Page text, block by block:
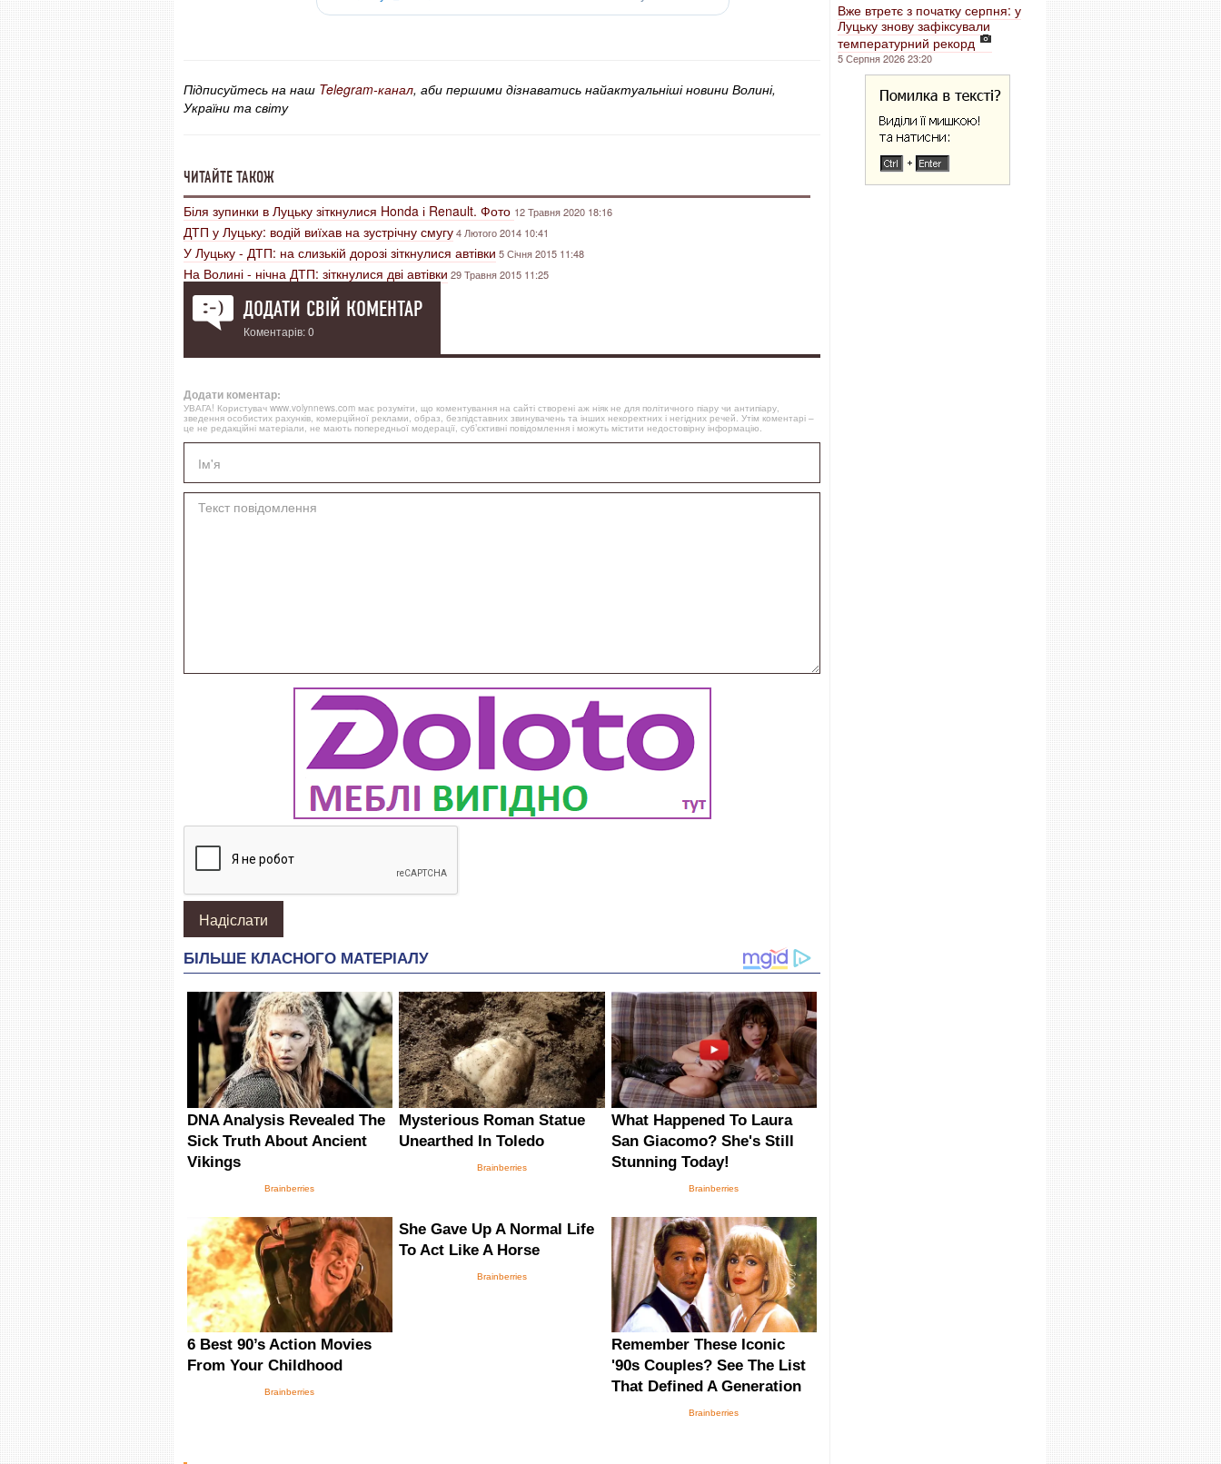
Підписуйтесь на наш Telegram-канал, аби першими дізнаватись найактуальніші новини Волині,
України та світу
ЧИТАЙТЕ ТАКОЖ
Біля зупинки в Луцьку зіткнулися Honda і Renault. Фото 12 Травня 2020 18:16
ДТП у Луцьку: водій виїхав на зустрічну смугу4 Лютого 2014 10:41
У Луцьку - ДТП: на слизькій дорозі зіткнулися автівки 5 Січня 2015 11:48
На Волині - нічна ДТП: зіткнулися дві автівки 29 Травня 2015 11:25
ДОДАТИ СВІЙ КОМЕНТАР
Коментарів: 0
Додати коментар:
УВАГА! Користувач www.volynnews.com має розуміти, що коментування на сайті створені аж ніяк не для політичного піару чи антипіару,
зведення особистих рахунків, комерційної реклами, образ, безпідставних звинувачень та інших некоректних і негідних речей. Утім коментарі –
це не редакційні матеріали, не мають попередньої модерації, суб’єктивні повідомлення і можуть містити недостовірну інформацію.
Вже втретє з початку серпня: у
Луцьку знову зафіксували
температурний рекорд
5 Серпня 2026 23:20